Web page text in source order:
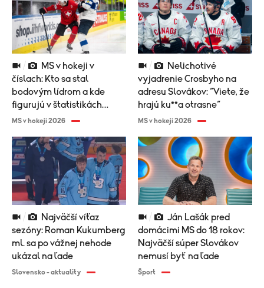
číslach: Kto sa stal
bodovým lídrom a kde
figurujú v štatistikách
Slováci?
MS v hokeji 2026
vyjadrenie Crosbyho na
adresu Slovákov: “Viete, že
hrajú ku**a otrasne“
MS v hokeji 2026
sezóny: Roman Kukumberg
ml. sa po vážnej nehode
ukázal na ľade
Slovensko - aktuality
domácimi MS do 18 rokov:
Najväčší súper Slovákov
nemusí byť na ľade
Šport